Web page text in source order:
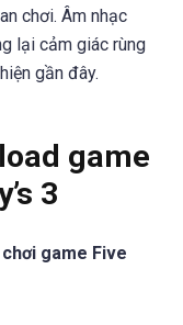
chơi. Âm nhạc
lại cảm giác rùng
gần đây.
game
3
game Five